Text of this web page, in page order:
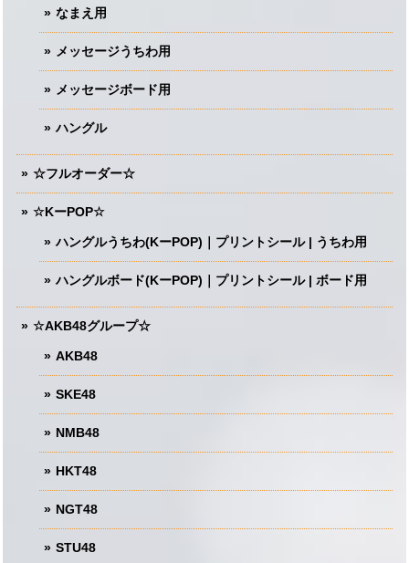
なまえ用
メッセージうちわ用
メッセージボード用
ハングル
☆フルオーダー☆
☆KーPOP☆
ハングルうちわ(KーPOP)｜プリントシール | うちわ用
ハングルボード(KーPOP)｜プリントシール | ボード用
☆AKB48グループ☆
AKB48
SKE48
NMB48
HKT48
NGT48
STU48